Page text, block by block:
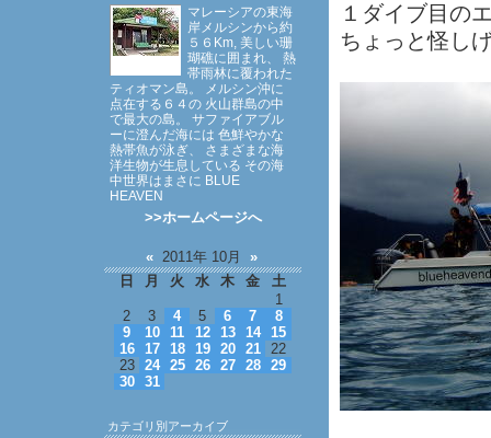
１ダイブ目の
ちょっと怪し
マレーシアの東海
岸メルシンから約
５６Km, 美しい珊
瑚礁に囲まれ、 熱
帯雨林に覆われた
ティオマン島。 メルシン沖に
点在する６４の 火山群島の中
で最大の島。 サファイアブル
ーに澄んだ海には 色鮮やかな
熱帯魚が泳ぎ、 さまざまな海
洋生物が生息している その海
中世界はまさに BLUE
HEAVEN
>>ホームページへ
« 2011年 10月 »
日
月 火 水 木 金
土
1
2
3 4 5 6 7
8
9
10 11 12 13 14
15
16
17 18 19 20 21
22
23
24 25 26 27 28
29
30
31
カテゴリ別アーカイブ